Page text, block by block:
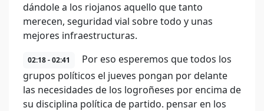
dándole a los riojanos aquello que tanto
merecen, seguridad vial sobre todo y unas
mejores infraestructuras.
02:18 - 02:41
Por eso esperemos que todos los
grupos políticos el jueves pongan por delante
las necesidades de los logroñeses por encima de
su disciplina política de partido. pensar en los